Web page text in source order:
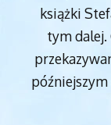
książki
tym dalej.
późniejszym